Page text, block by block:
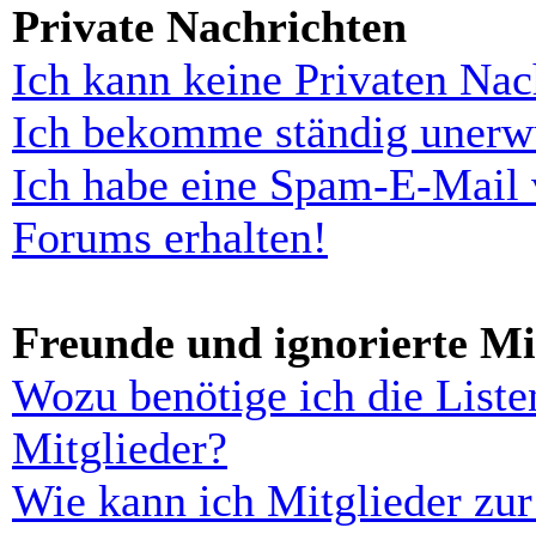
Private Nachrichten
Ich kann keine Privaten
Ich bekomme ständig
Ich habe eine Spam-E-
Forums erhalten!
Freunde und ignorierte
Wozu benötige ich die
Mitglieder?
Wie kann ich Mitglieder